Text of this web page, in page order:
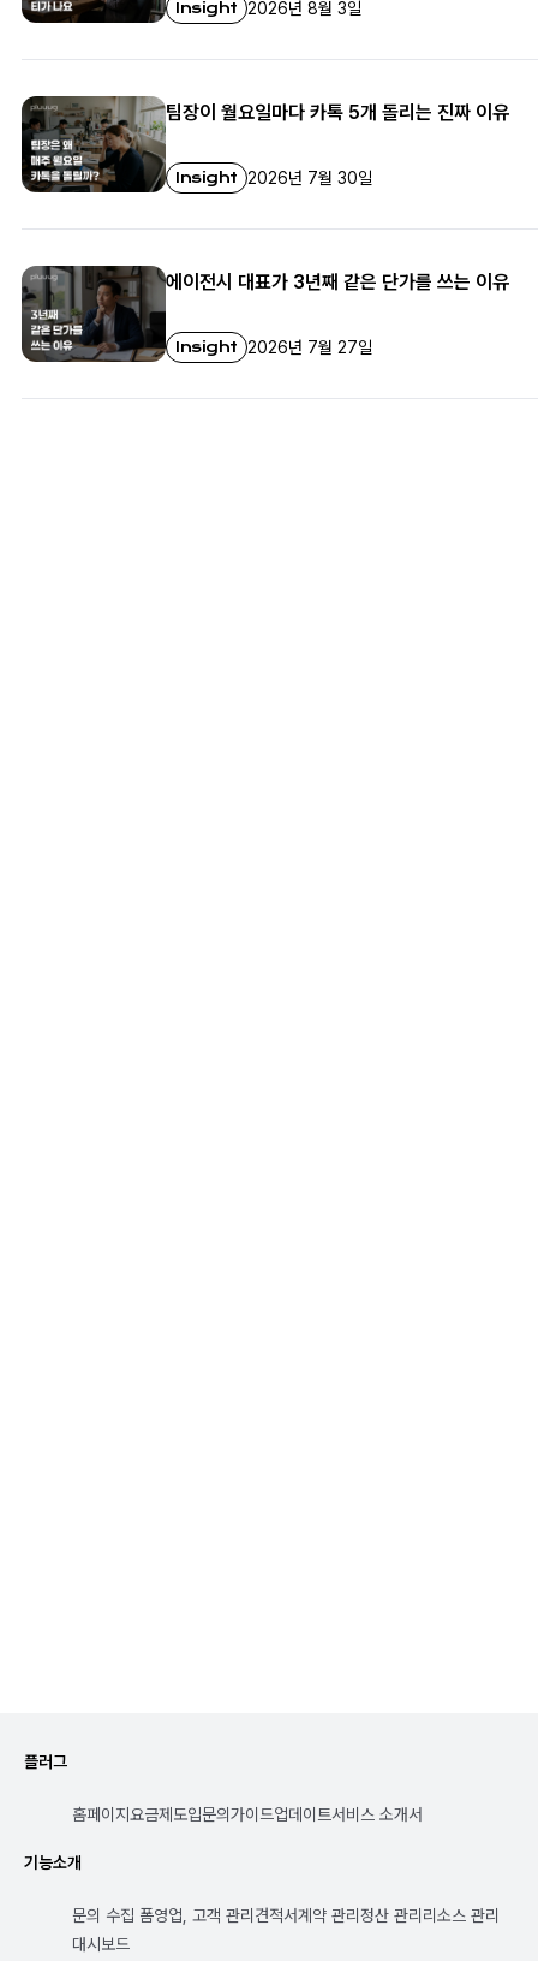
Insight 2026년 8월 3일
팀장이 월요일마다 카톡 5개 돌리는 진짜 이유
Insight 2026년 7월 30일
에이전시 대표가 3년째 같은 단가를 쓰는 이유
Insight 2026년 7월 27일
플러그
홈페이지요금제 도입문의가이드업데이트서비스 소개서
기능소개
문의 수집 폼영업, 고객 관리 견적서계약 관리 정산 관리 리소스 관리
대시보드